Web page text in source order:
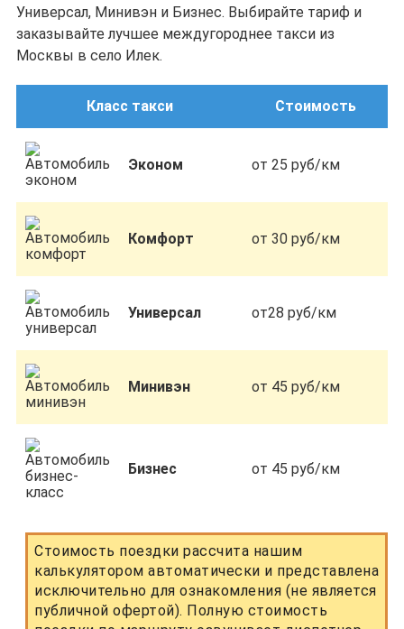
Универсал, Минивэн и Бизнес. Выбирайте тариф и
заказывайте лучшее междугороднее такси из
Москвы в село Илек.
Класс такси Стоимость
Эконом от 25 руб/км
Комфорт от 30 руб/км
Универсал от28 руб/км
Минивэн от 45 руб/км
Бизнес от 45 руб/км
Стоимость поездки рассчита нашим
калькулятором автоматически и представлена
исключительно для ознакомления (не является
публичной офертой). Полную стоимость